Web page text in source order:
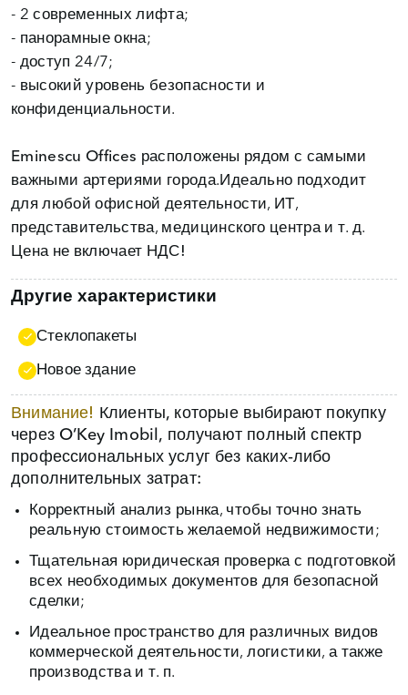
- 2 современных лифта;
- панорамные окна;
- доступ 24/7;
- высокий уровень безопасности и
конфиденциальности.
Eminescu Offices расположены рядом с самыми
важными артериями города.Идеально подходит
для любой офисной деятельности, ИТ,
Цена не включает НДС!
Другие характеристики
Стеклопакеты
Новое здание
Внимание!
Клиенты, которые выбирают покупку
через O’Key Imobil, получают полный спектр
профессиональных услуг без каких‑либо
дополнительных затрат:
Корректный анализ рынка, чтобы точно знать
реальную стоимость желаемой недвижимости;
Тщательная юридическая проверка с подготовкой
всех необходимых документов для безопасной
сделки;
Идеальное пространство для различных видов
коммерческой деятельности, логистики, а также
производства и т. п.